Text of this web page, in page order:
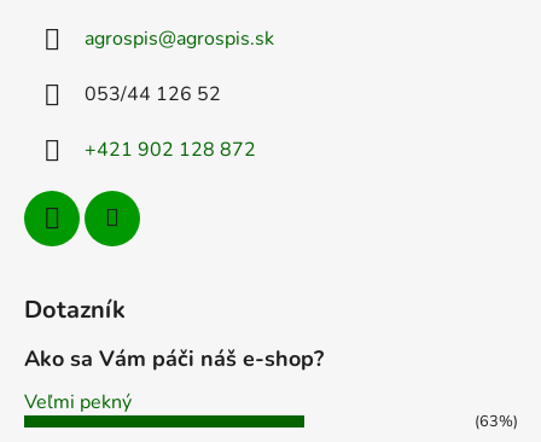
agrospis@agrospis.sk
053/44 126 52
+421 902 128 872
Dotazník
Ako sa Vám páči náš e-shop?
Veľmi pekný
(63%)